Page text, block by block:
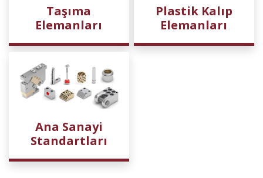
Taşıma
Elemanları
Plastik Kalıp
Elemanları
Ana Sanayi
Standartları